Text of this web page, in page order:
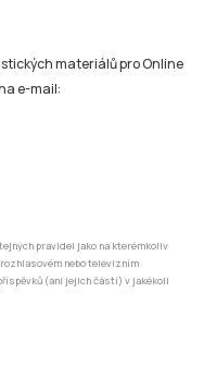
materiálů pro Online
e-mail:
pravidel jako na kterémkoliv
nebo televizním
(ani jejich částí) v jakékoli